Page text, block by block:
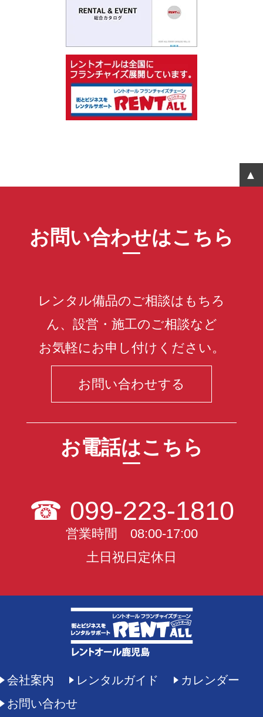
お問い合わせはこちら
レンタル備品のご相談はもちろ
ん、設営・施工のご相談など
お気軽にお申し付けください。
お問い合わせする
お電話はこちら
☎ 099-223-1810
営業時間 08:00-17:00
土日祝日定休日
会社案内 レンタルガイド
カレンダー
お問い合わせ